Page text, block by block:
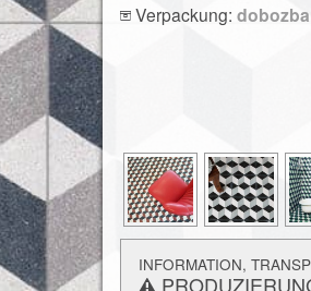
Verpackung:
INFORMATION,